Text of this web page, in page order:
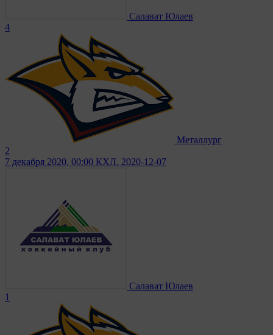
Салават Юлаев
4
Металлург
2
7 декабря 2020, 00:00 КХЛ. 2020-12-07
Салават Юлаев
1